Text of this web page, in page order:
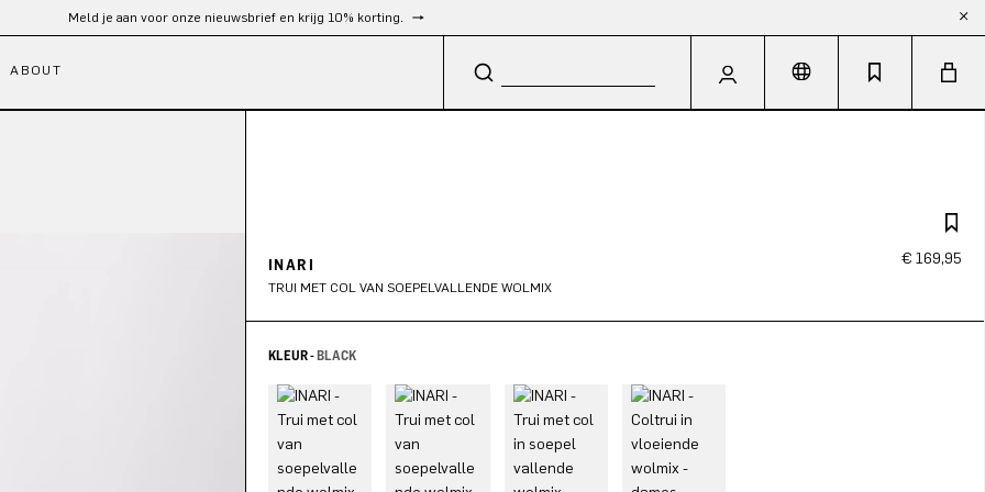
Gratis verzending vanaf €300
ABOUT
INARI
TRUI MET COL VAN SOEPELVALLENDE WOLMIX
€ 169,95
KLEUR -BLACK